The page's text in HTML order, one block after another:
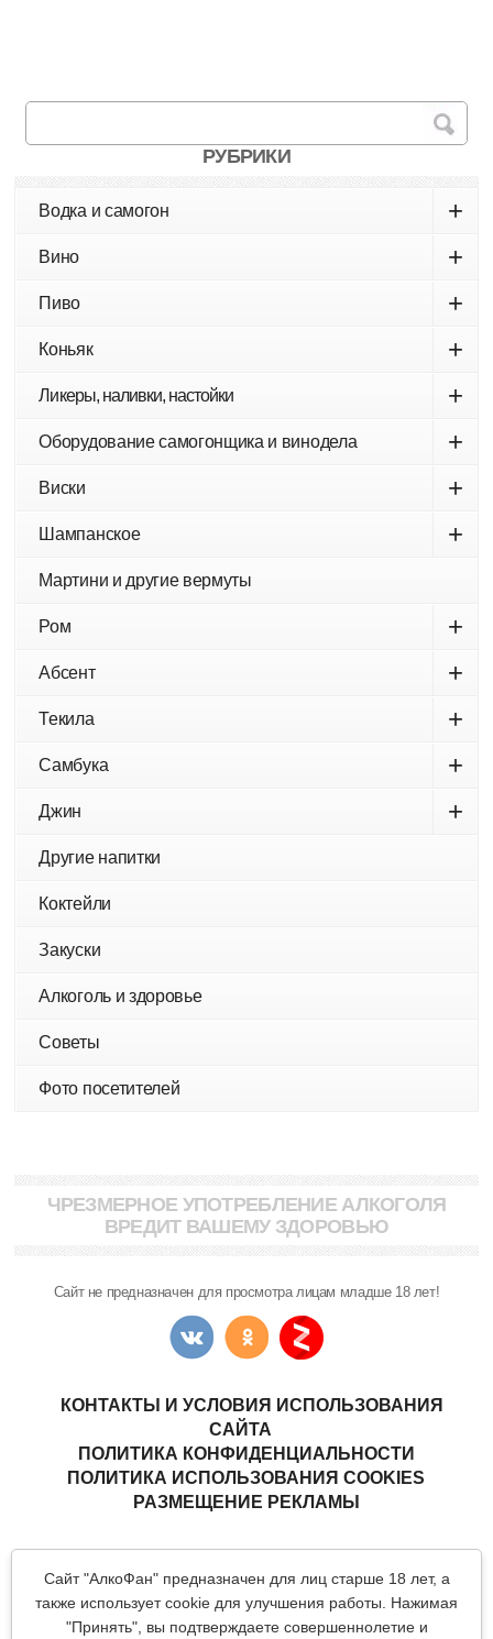
Сайт "АлкоФан" предназначен для лиц старше 18 лет, а
также использует cookie для улучшения работы. Нажимая
"Принять", вы подтверждаете совершеннолетие и
РУБРИКИ
Водка и самогон +
Вино +
Пиво +
Коньяк +
Ликеры, наливки, настойки +
Оборудование самогонщика и винодела +
Виски +
Шампанское +
Мартини и другие вермуты
Ром +
Абсент +
Текила +
Самбука +
Джин +
Другие напитки
Коктейли
Закуски
Алкоголь и здоровье
Советы
Фото посетителей
ЧРЕЗМЕРНОЕ УПОТРЕБЛЕНИЕ АЛКОГОЛЯ
ВРЕДИТ ВАШЕМУ ЗДОРОВЬЮ
Сайт не предназначен для просмотра лицам младше 18 лет!
КОНТАКТЫ И УСЛОВИЯ ИСПОЛЬЗОВАНИЯ
САЙТА
ПОЛИТИКА КОНФИДЕНЦИАЛЬНОСТИ
ПОЛИТИКА ИСПОЛЬЗОВАНИЯ COOKIES
РАЗМЕЩЕНИЕ РЕКЛАМЫ
напитков.
Все материалы данного сайта являются объектами авторского
права (в том числе дизайн). Запрещается копирование,
распространение (в том числе путем копирования на другие